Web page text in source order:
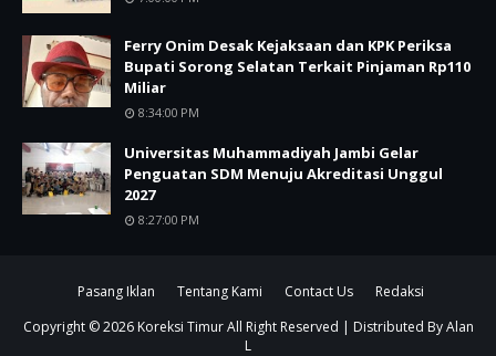
Ferry Onim Desak Kejaksaan dan KPK Periksa
Bupati Sorong Selatan Terkait Pinjaman Rp110
Miliar
8:34:00 PM
Universitas Muhammadiyah Jambi Gelar
Penguatan SDM Menuju Akreditasi Unggul
2027
8:27:00 PM
Pasang Iklan Tentang Kami Contact Us
Redaksi
Copyright ©2026 Koreksi TimurAll Right Reserved | Distributed ByAlan
L